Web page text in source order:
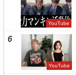
YouTube
6
YouTube